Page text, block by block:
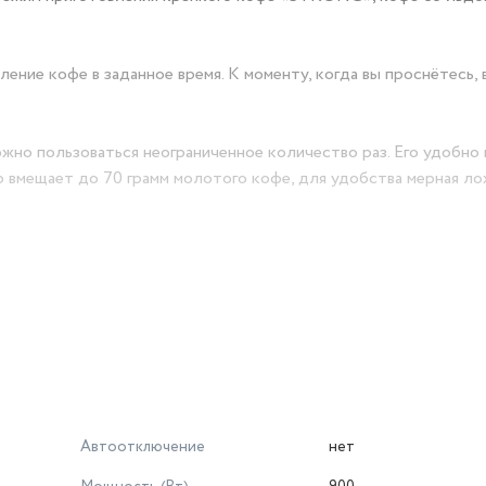
кофе в заданное время. К моменту, когда вы проснётесь,
пользоваться неограниченное количество раз. Его удобно
вмещает до 70 грамм молотого кофе, для удобства мерная
подогрева. Платформа с подогревом, на которой стоит
защитный коврик, чтобы кофейник не нагревался от
приостанавливающим подачу кофе при вынимании
приготовления.
Автоотключение
нет